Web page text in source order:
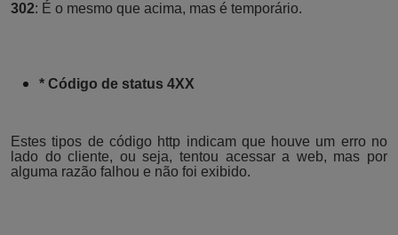
302: É o mesmo que acima, mas é temporário.
* Código de status 4XX
Estes tipos de código http indicam que houve um erro no
lado do cliente, ou seja, tentou acessar a web, mas por
alguma razão falhou e não foi exibido.